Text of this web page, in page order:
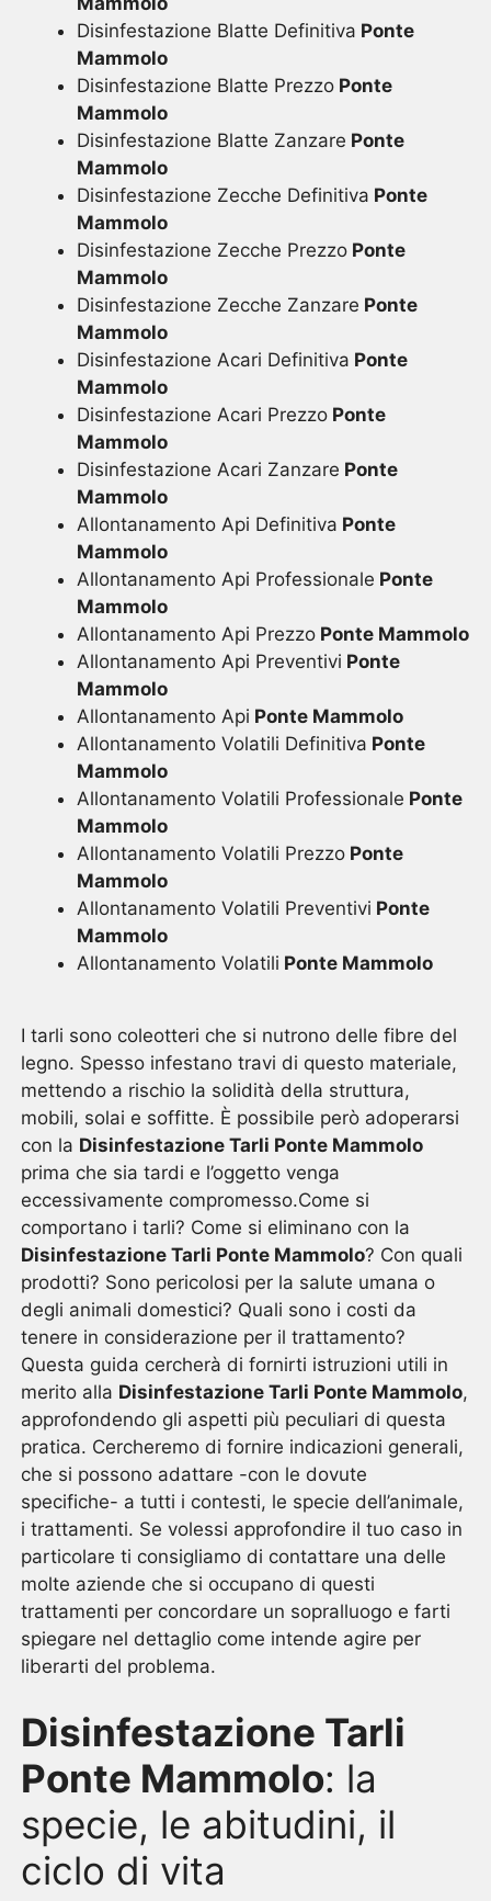
Disinfestazione Blatte Definitiva Ponte
Mammolo
Disinfestazione Blatte Prezzo Ponte
Mammolo
Disinfestazione Blatte Zanzare Ponte
Mammolo
Disinfestazione Zecche Definitiva Ponte
Mammolo
Disinfestazione Zecche Prezzo Ponte
Mammolo
Disinfestazione Zecche Zanzare Ponte
Mammolo
Disinfestazione Acari Definitiva Ponte
Mammolo
Disinfestazione Acari Prezzo Ponte
Mammolo
Disinfestazione Acari Zanzare Ponte
Mammolo
Allontanamento Api Definitiva Ponte
Mammolo
Allontanamento Api Professionale Ponte
Mammolo
Allontanamento Api Prezzo Ponte Mammolo
Allontanamento Api Preventivi Ponte
Mammolo
Allontanamento Api Ponte Mammolo
Allontanamento Volatili Definitiva Ponte
Mammolo
Allontanamento Volatili Professionale Ponte
Mammolo
Allontanamento Volatili Prezzo Ponte
Mammolo
Allontanamento Volatili Preventivi Ponte
Mammolo
Allontanamento Volatili Ponte Mammolo
I tarli sono coleotteri che si nutrono delle fibre del
legno. Spesso infestano travi di questo materiale,
mettendo a rischio la solidità della struttura,
mobili, solai e soffitte. È possibile però adoperarsi
con la Disinfestazione Tarli Ponte Mammolo
prima che sia tardi e l’oggetto venga
eccessivamente compromesso.Come si
comportano i tarli? Come si eliminano con la
Disinfestazione Tarli Ponte Mammolo? Con quali
prodotti? Sono pericolosi per la salute umana o
degli animali domestici? Quali sono i costi da
tenere in considerazione per il trattamento?
Questa guida cercherà di fornirti istruzioni utili in
merito alla Disinfestazione Tarli Ponte Mammolo,
approfondendo gli aspetti più peculiari di questa
pratica. Cercheremo di fornire indicazioni generali,
che si possono adattare -con le dovute
specifiche- a tutti i contesti, le specie dell’animale,
i trattamenti. Se volessi approfondire il tuo caso in
particolare ti consigliamo di contattare una delle
molte aziende che si occupano di questi
trattamenti per concordare un sopralluogo e farti
spiegare nel dettaglio come intende agire per
liberarti del problema.
Disinfestazione Tarli
Ponte Mammolo: la
specie, le abitudini, il
ciclo di vita